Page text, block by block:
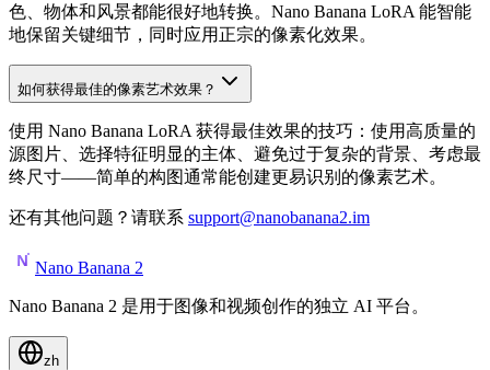
色、物体和风景都能很好地转换。Nano Banana LoRA 能智能
地保留关键细节，同时应用正宗的像素化效果。
如何获得最佳的像素艺术效果？
使用 Nano Banana LoRA 获得最佳效果的技巧：使用高质量的
源图片、选择特征明显的主体、避免过于复杂的背景、考虑最
终尺寸——简单的构图通常能创建更易识别的像素艺术。
还有其他问题？请联系 support@nanobanana2.im
Nano Banana 2
Nano Banana 2 是用于图像和视频创作的独立 AI 平台。
zh